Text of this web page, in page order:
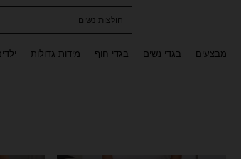
חולצות נשים
מבצעים בגדי נשים בגדי חוף מידות גדולות